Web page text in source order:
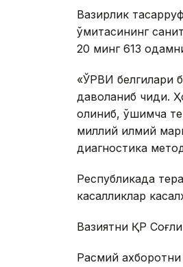
Вазирлик
қўмитасининг
20 минг 613
«ЎРВИ белгилари
даволаниб чиқди.
олиниб, қўшимча
миллий илмий
диагностика
Республикада
касалликлар
Вазиятни ҚР
Расмий